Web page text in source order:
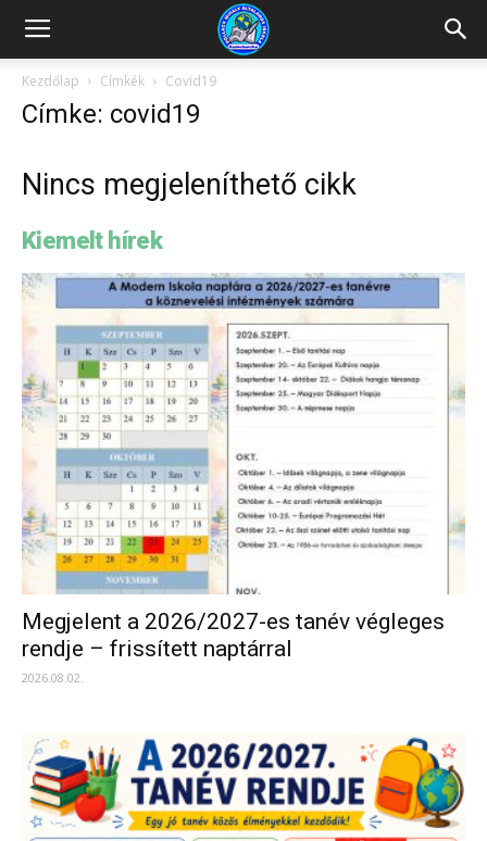
Kazincbarcikai
Pollack
Általános
Iskola
Kezdőlap Címkék Covid19
Címke: covid19
Nincs megjeleníthető cikk
Kiemelt hírek
Megjelent a 2026/2027-es tanév végleges
rendje – frissített naptárral
2026.08.02.